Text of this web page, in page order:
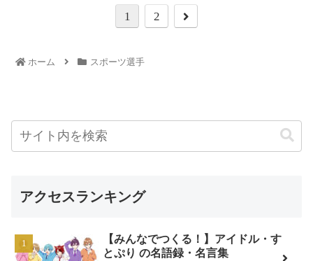
1 2
ホーム スポーツ選手
アクセスランキング
【みんなでつくる！】アイドル・す
とぷり の名語録・名言集